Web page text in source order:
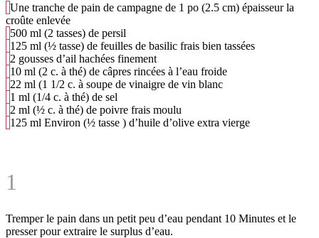
Une tranche de pain de campagne de 1 po (2.5 cm) épaisseur la
croûte enlevée
500 ml (2 tasses) de persil
125 ml (½ tasse) de feuilles de basilic frais bien tassées
2 gousses d’ail hachées finement
10 ml (2 c. à thé) de câpres rincées à l’eau froide
22 ml (1 1/2 c. à soupe de vinaigre de vin blanc
1 ml (1/4 c. à thé) de sel
2 ml (½ c. à thé) de poivre frais moulu
125 ml Environ (½ tasse ) d’huile d’olive extra vierge
1
Tremper le pain dans un petit peu d’eau pendant 10 Minutes et le
presser pour extraire le surplus d’eau.